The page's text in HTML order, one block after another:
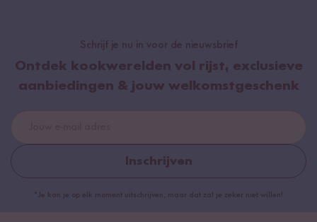
Schrijf je nu in voor de nieuwsbrief
Ontdek kookwerelden vol rijst, exclusieve
aanbiedingen & jouw welkomstgeschenk
Inschrijven
*Je kan je op elk moment uitschrijven, maar dat zal je zeker niet willen!